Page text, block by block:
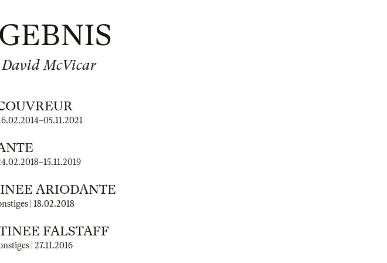
David McVicar
–05.11.2021
–15.11.2019
ARIODANTE
| 18.02.2018
FALSTAFF
| 27.11.2016